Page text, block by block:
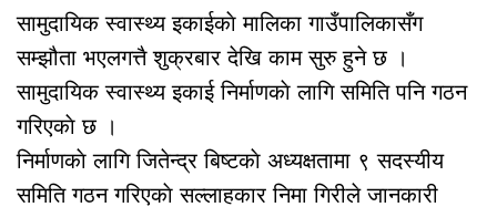
सामुदायिक स्वास्थ्य इकाईकाे मालिका गाउँपालिकासँग
सम्झौता भएलगत्तै शुक्रबार देखि काम सुरु हुने छ ।
सामुदायिक स्वास्थ्य इकाई निर्माणकाे लागि समिति पनि गठन
गरिएकाे छ ।
निर्माणकाे लागि जितेन्द्र बिष्टकाे अध्यक्षतामा ९ सदस्यीय
समिति गठन गरिएकाे सल्लाहकार निमा गिरीले जानकारी